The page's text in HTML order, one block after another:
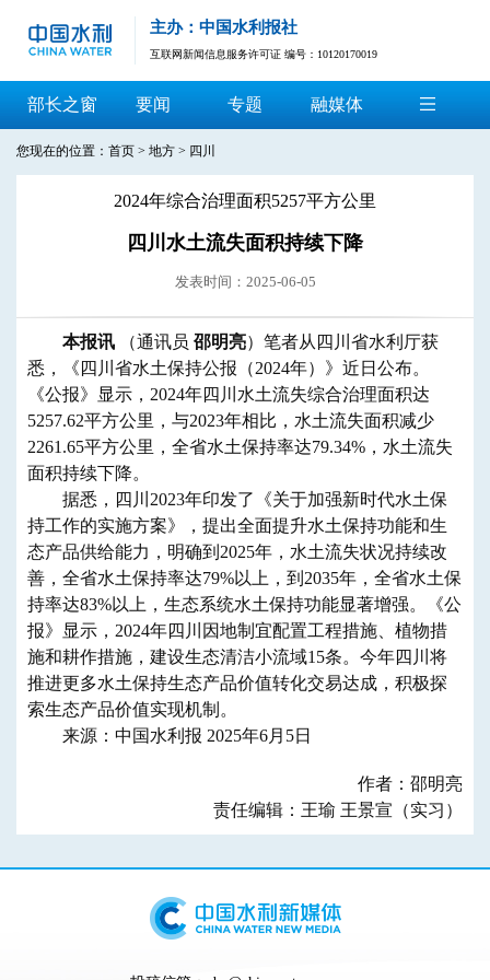
主办：中国水利报社
互联网新闻信息服务许可证 编号：10120170019
部长之窗 要闻 专题 融媒体
您现在的位置： 首页 > 地方 > 四川
2024年综合治理面积5257平方公里
四川水土流失面积持续下降
发表时间：2025-06-05
本报讯 （通讯员 邵明亮）笔者从四川省水利厅获
悉，《四川省水土保持公报（2024年）》近日公布。
《公报》显示，2024年四川水土流失综合治理面积达
5257.62平方公里，与2023年相比，水土流失面积减少
2261.65平方公里，全省水土保持率达79.34%，水土流失
面积持续下降。
据悉，四川2023年印发了《关于加强新时代水土保
持工作的实施方案》，提出全面提升水土保持功能和生
态产品供给能力，明确到2025年，水土流失状况持续改
善，全省水土保持率达79%以上，到2035年，全省水土保
持率达83%以上，生态系统水土保持功能显著增强。《公
报》显示，2024年四川因地制宜配置工程措施、植物措
施和耕作措施，建设生态清洁小流域15条。今年四川将
推进更多水土保持生态产品价值转化交易达成，积极探
索生态产品价值实现机制。
来源：中国水利报 2025年6月5日
作者：邵明亮
责任编辑：王瑜 王景宣（实习）